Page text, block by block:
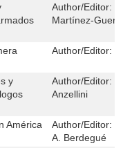
Author/Editor:
Martínez-
Author/Editor:
y
Author/Editor:
Anzellini
América
Author/Editor:
A. Berdegué